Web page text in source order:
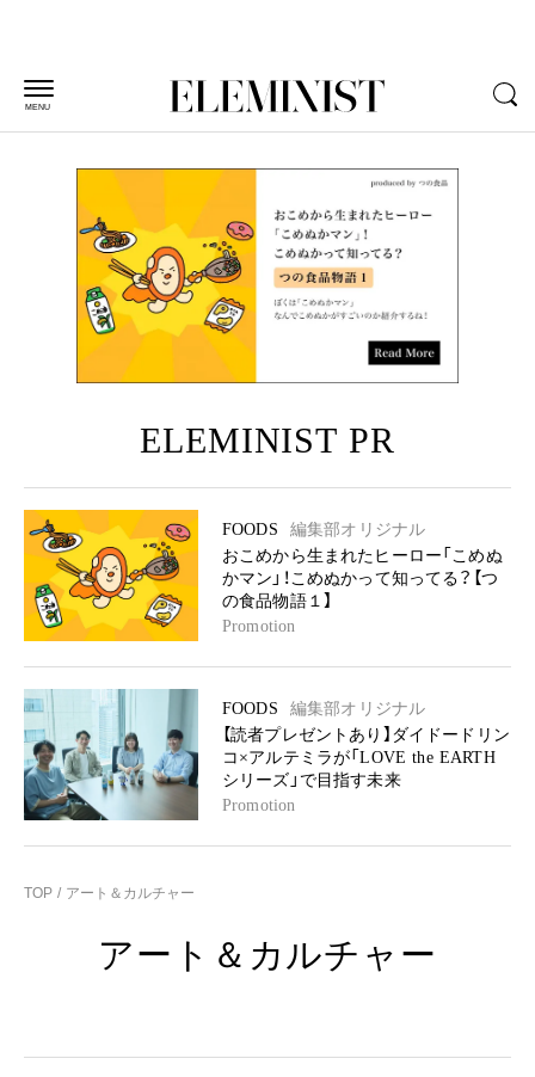
MENU
ELEMINIST PR
FOODS
編集部オリジナル
おこめから生まれたヒーロー「こめぬ
かマン」！こめぬかって知ってる？【つ
の食品物語１】
Promotion
FOODS
編集部オリジナル
【読者プレゼントあり】ダイドードリン
コ×アルテミラが「LOVE the EARTH
シリーズ」で目指す未来
Promotion
TOP アート＆カルチャー
アート＆カルチャー